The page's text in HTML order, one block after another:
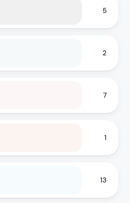
5
2
7
1
13